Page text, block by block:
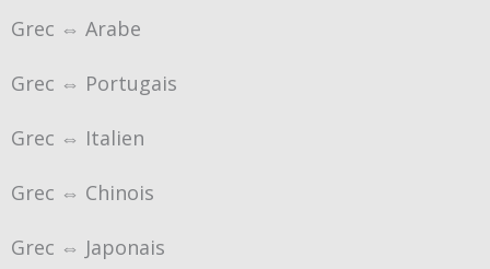
Grec ⇔ Arabe
Grec ⇔ Portugais
Grec ⇔ Italien
Grec ⇔ Chinois
Grec ⇔ Japonais